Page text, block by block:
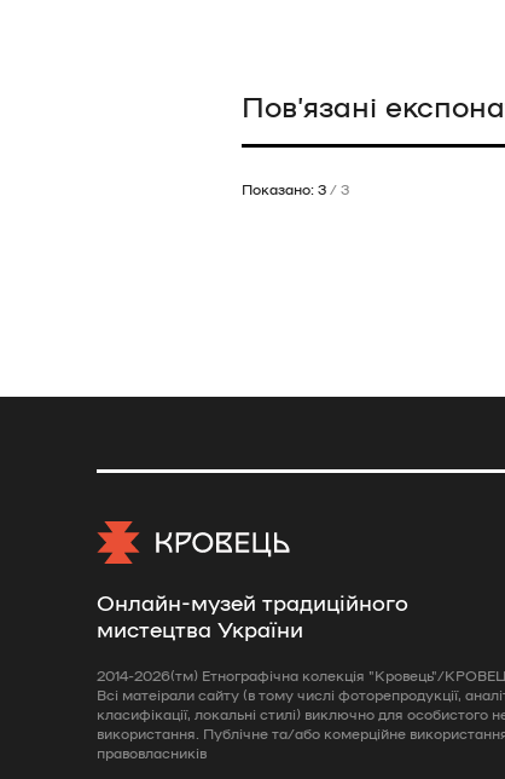
Пов’язані
Показано: 3 / 3
Онлайн-музей традиційного
мистецтва України
2014-2026(тм) Етнографічна колекція "Кровець"/
Всі матеірали сайту (в тому числі фоторепродукції,
класифікації, локальні стилі) виключно для особистого
використання. Публічне та/або комерційне
правовласників